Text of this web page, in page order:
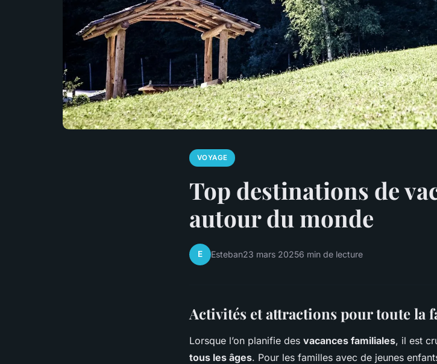
VOYAGE
Top destinations de
autour du monde
E Esteban23 mars 20256 min de lecture
Activités et attractions pour toute la
Lorsque l’on planifie des vacances familiales, il est
tous les âges. Pour les familles avec de jeunes